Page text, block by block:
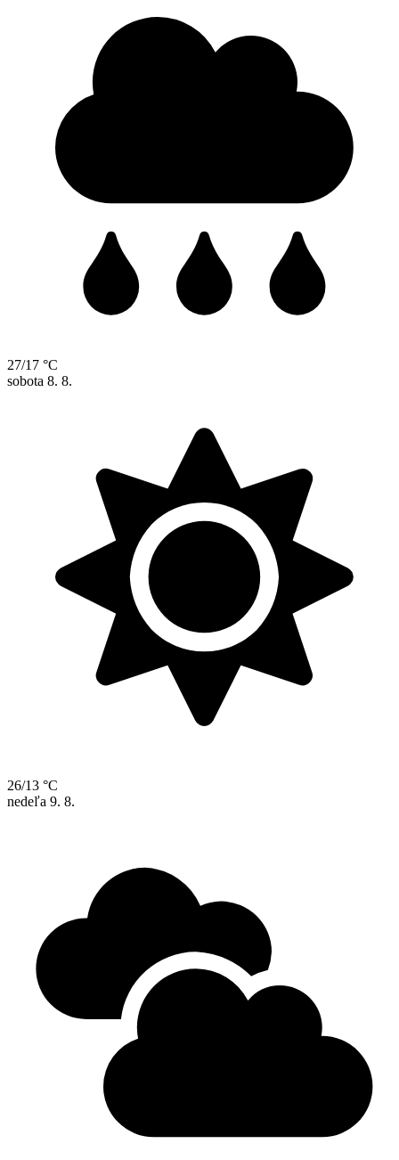
27/17 °C
sobota 8. 8.
26/13 °C
nedeľa 9. 8.